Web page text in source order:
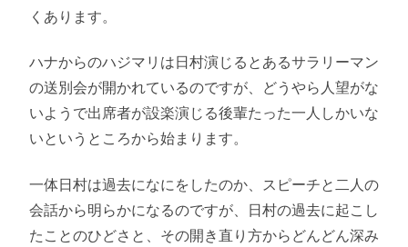
くあります。
ハナからのハジマリは日村演じるとあるサラリーマン
の送別会が開かれているのですが、どうやら人望がな
いようで出席者が設楽演じる後輩たった一人しかいな
いというところから始まります。
一体日村は過去になにをしたのか、スピーチと二人の
会話から明らかになるのですが、日村の過去に起こし
たことのひどさと、その開き直り方からどんどん深み